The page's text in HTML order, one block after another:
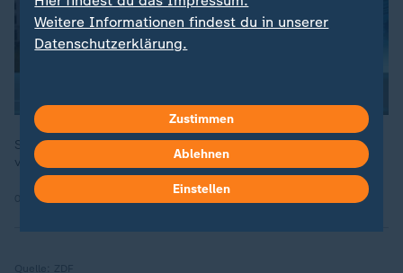
Sehen Sie hier Teil zwei des Interviews mit Kanzler Merz in
voller Länge.
09.10.2025 | 2:18 min
Weitere Informationen findest du in unserer
Datenschutzerklärung.
Zustimmen
Ablehnen
Einstellen